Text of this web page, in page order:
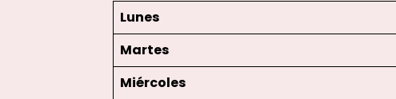
Lunes
Martes
Miércoles